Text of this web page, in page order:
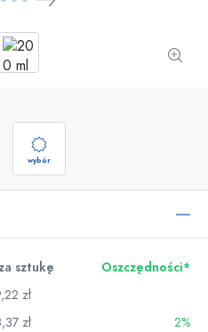
wybór
sztukę
Oszczędności*
zł
zł
2%